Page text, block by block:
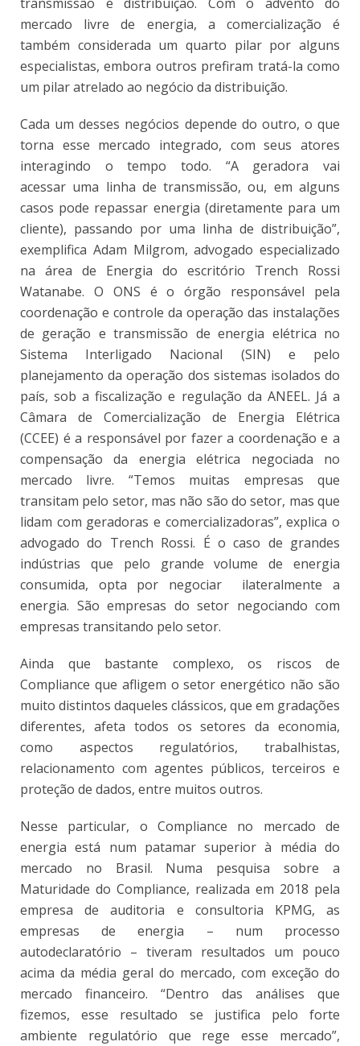
mercado livre de energia, a comercialização é
também considerada um quarto pilar por alguns
especialistas, embora outros prefiram tratá-la como
um pilar atrelado ao negócio da distribuição.
Cada um desses negócios depende do outro, o que
torna esse mercado integrado, com seus atores
interagindo o tempo todo. “A geradora vai
acessar uma linha de transmissão, ou, em alguns
casos pode repassar energia (diretamente para um
cliente), passando por uma linha de distribuição”,
exemplifica Adam Milgrom, advogado especializado
na área de Energia do escritório Trench Rossi
Watanabe. O ONS é o órgão responsável pela
coordenação e controle da operação das instalações
de geração e transmissão de energia elétrica no
Sistema Interligado Nacional (SIN) e pelo
planejamento da operação dos sistemas isolados do
país, sob a fiscalização e regulação da ANEEL. Já a
Câmara de Comercialização de Energia Elétrica
(CCEE) é a responsável por fazer a coordenação e a
compensação da energia elétrica negociada no
mercado livre. “Temos muitas empresas que
transitam pelo setor, mas não são do setor, mas que
lidam com geradoras e comercializadoras”, explica o
advogado do Trench Rossi. É o caso de grandes
indústrias que pelo grande volume de energia
consumida, opta por negociar ilateralmente a
energia. São empresas do setor negociando com
empresas transitando pelo setor.
Ainda que bastante complexo, os riscos de
Compliance que afligem o setor energético não são
muito distintos daqueles clássicos, que em gradações
diferentes, afeta todos os setores da economia,
como aspectos regulatórios, trabalhistas,
relacionamento com agentes públicos, terceiros e
proteção de dados, entre muitos outros.
Nesse particular, o Compliance no mercado de
energia está num patamar superior à média do
mercado no Brasil. Numa pesquisa sobre a
Maturidade do Compliance, realizada em 2018 pela
empresa de auditoria e consultoria KPMG, as
empresas de energia – num processo
autodeclaratório – tiveram resultados um pouco
acima da média geral do mercado, com exceção do
mercado financeiro. “Dentro das análises que
fizemos, esse resultado se justifica pelo forte
ambiente regulatório que rege esse mercado”,